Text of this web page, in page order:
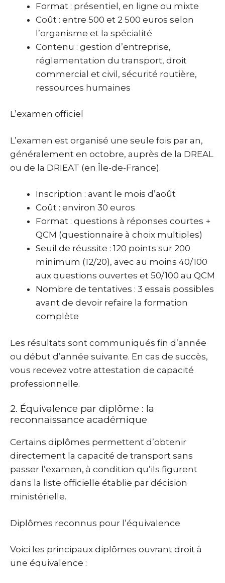
Format : présentiel, en ligne ou mixte
Coût : entre 500 et 2 500 euros selon
l’organisme et la spécialité
Contenu : gestion d’entreprise,
réglementation du transport, droit
commercial et civil, sécurité routière,
ressources humaines
L’examen officiel
L’examen est organisé une seule fois par an,
généralement en octobre, auprès de la DREAL
ou de la DRIEAT (en Île-de-France).
Inscription : avant le mois d’août
Coût : environ 30 euros
Format : questions à réponses courtes +
QCM (questionnaire à choix multiples)
Seuil de réussite : 120 points sur 200
minimum (12/20), avec au moins 40/100
aux questions ouvertes et 50/100 au QCM
Nombre de tentatives : 3 essais possibles
avant de devoir refaire la formation
complète
Les résultats sont communiqués fin d’année
ou début d’année suivante. En cas de succès,
vous recevez votre attestation de capacité
professionnelle.
2. Équivalence par diplôme : la
reconnaissance académique
Certains diplômes permettent d’obtenir
directement la capacité de transport sans
passer l’examen, à condition qu’ils figurent
dans la liste officielle établie par décision
ministérielle.
Diplômes reconnus pour l’équivalence
Voici les principaux diplômes ouvrant droit à
une équivalence :